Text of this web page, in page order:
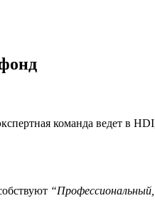
команда ведет в